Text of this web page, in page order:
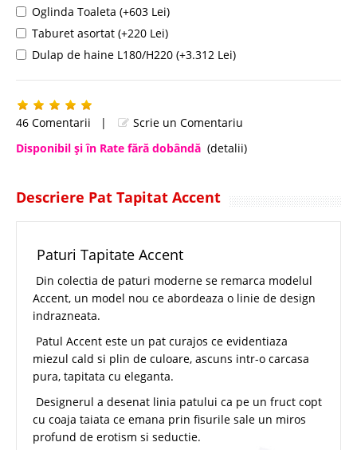
Oglinda Toaleta (+603 Lei)
Taburet asortat (+220 Lei)
Dulap de haine L180/H220 (+3.312 Lei)
46 Comentarii |
Scrie un Comentariu
Disponibil şi în Rate fără dobândă (detalii)
Descriere Pat Tapitat Accent
Paturi Tapitate Accent
Din colectia de paturi moderne se remarca modelul
Accent, un model nou ce abordeaza o linie de design
indrazneata.
Patul Accent este un pat curajos ce evidentiaza
miezul cald si plin de culoare, ascuns intr-o carcasa
pura, tapitata cu eleganta.
Designerul a desenat linia patului ca pe un fruct copt
cu coaja taiata ce emana prin fisurile sale un miros
profund de erotism si seductie.